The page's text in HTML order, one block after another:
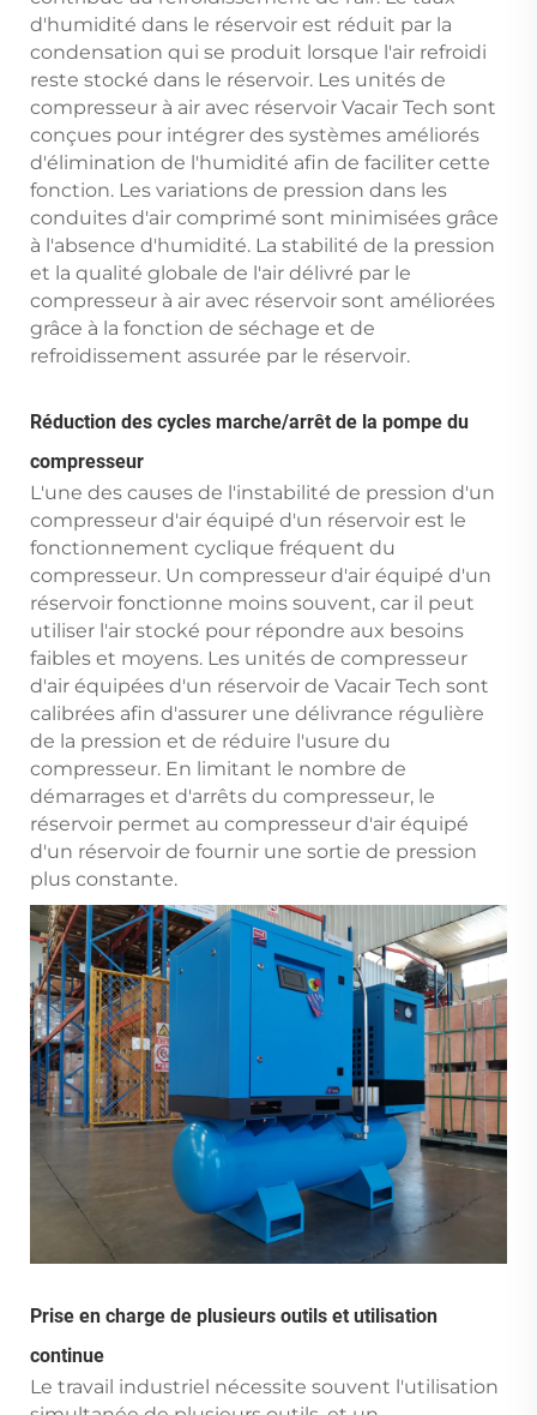
d'humidité dans le réservoir est réduit par la
condensation qui se produit lorsque l'air refroidi
reste stocké dans le réservoir. Les unités de
compresseur à air avec réservoir Vacair Tech sont
conçues pour intégrer des systèmes améliorés
d'élimination de l'humidité afin de faciliter cette
fonction. Les variations de pression dans les
conduites d'air comprimé sont minimisées grâce
à l'absence d'humidité. La stabilité de la pression
et la qualité globale de l'air délivré par le
compresseur à air avec réservoir sont améliorées
grâce à la fonction de séchage et de
refroidissement assurée par le réservoir.
Réduction des cycles marche/arrêt de la pompe du
compresseur
L'une des causes de l'instabilité de pression d'un
compresseur d'air équipé d'un réservoir est le
fonctionnement cyclique fréquent du
compresseur. Un compresseur d'air équipé d'un
réservoir fonctionne moins souvent, car il peut
utiliser l'air stocké pour répondre aux besoins
faibles et moyens. Les unités de compresseur
d'air équipées d'un réservoir de Vacair Tech sont
calibrées afin d'assurer une délivrance régulière
de la pression et de réduire l'usure du
compresseur. En limitant le nombre de
démarrages et d'arrêts du compresseur, le
réservoir permet au compresseur d'air équipé
d'un réservoir de fournir une sortie de pression
plus constante.
Prise en charge de plusieurs outils et utilisation
continue
Le travail industriel nécessite souvent l'utilisation